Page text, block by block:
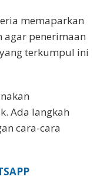
memaparkan
agar penerimaan
terkumpul ini
Ada langkah
cara-cara